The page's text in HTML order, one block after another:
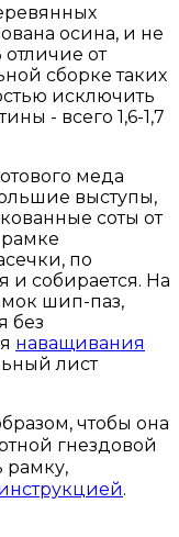
осина, и не
от
сборке таких
исключить
- всего 1,6-1,7
меда
выступы,
соты от
по
и собирается. На
шип-паз,
без
наващивания
лист
чтобы она
гнездовой
рамку,
.